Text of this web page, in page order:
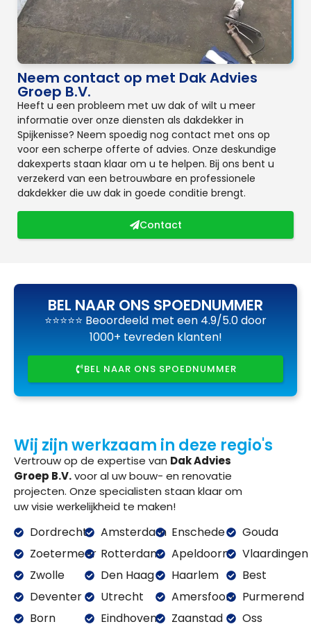
Neem contact op met Dak Advies
Groep B.V.
Heeft u een probleem met uw dak of wilt u meer
informatie over onze diensten als dakdekker in
Spijkenisse? Neem spoedig nog contact met ons op
voor een scherpe offerte of advies. Onze deskundige
dakexperts staan klaar om u te helpen. Bij ons bent u
verzekerd van een betrouwbare en professionele
dakdekker die uw dak in goede conditie brengt.
Contact
BEL NAAR ONS SPOEDNUMMER
⭐⭐⭐⭐⭐ Beoordeeld met een 4.9/5.0 door
1000+ tevreden klanten!
BEL NAAR ONS SPOEDNUMMER
Wij zijn werkzaam in deze regio's
Vertrouw op de expertise van Dak Advies
Groep B.V.voor al uw bouw- en renovatie
projecten. Onze specialisten staan klaar om
uw visie werkelijkheid te maken!
Dordrecht
Zoetermeer
Zwolle
Deventer
Born
Amsterdam
Rotterdam
Den Haag
Utrecht
Eindhoven
Enschede
Apeldoorn
Haarlem
Amersfoort
Zaanstad
Gouda
Vlaardingen
Best
Purmerend
Oss